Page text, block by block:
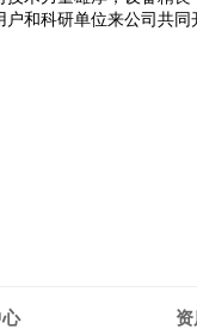
和科研单位来公司共